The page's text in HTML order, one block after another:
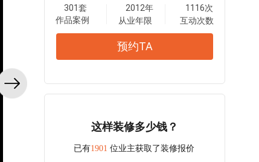
301套
作品案例
2012年
从业年限
1116次
互动次数
预约TA
这样装修多少钱？
已有1901 位业主获取了装修报价